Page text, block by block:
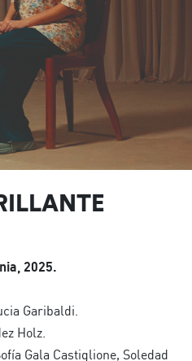
2025.
Garibaldi.
Holz.
Gala Castiglione, Soledad